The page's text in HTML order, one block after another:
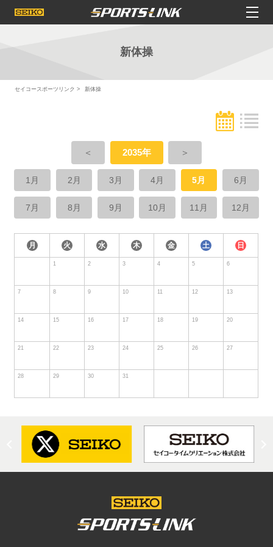
新体操
セイコースポーツリンク 新体操
＜ 2035年 ＞
1月 2月 3月 4月 5月 6月
7月 8月 9月 10月 11月 12月
月 火 水 木 金 土 日
1 2 3 4 5 6
7 8 9 10 11 12 13
14 15 16 17 18 19 20
21 22 23 24 25 26 27
28 29 30 31